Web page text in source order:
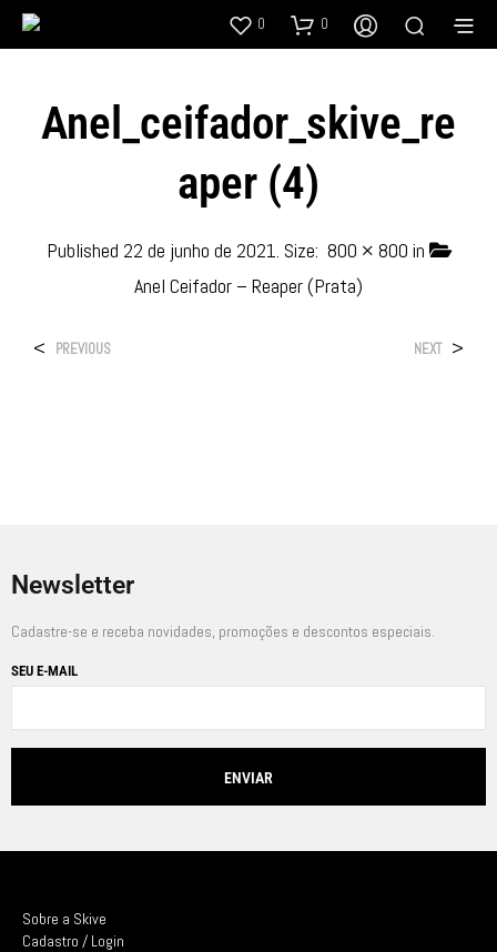
0 0
Anel_ceifador_skive_re
Aper (4)
Published 22 de junho de 2021. Size: 800 × 800 in
Anel Ceifador – Reaper (Prata)
< PREVIOUS NEXT >
Newsletter
Cadastre-se e receba novidades, promoções e descontos especiais.
SEU E-MAIL
Sobre a Skive
Cadastro / Login